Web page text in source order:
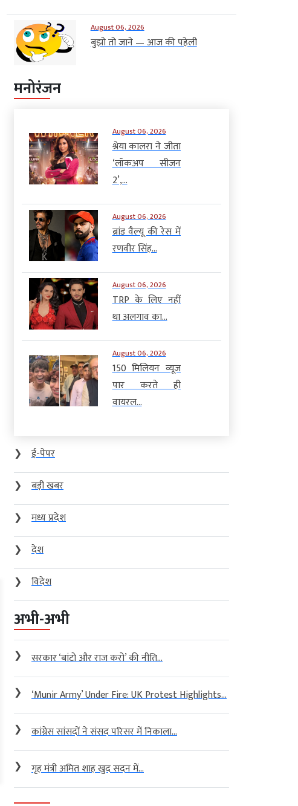
August 06, 2026
बुझो तो जाने — आज की पहेली
मनोरंजन
August 06, 2026
श्रेया कालरा ने जीता
‘लॉकअप सीजन
2’,...
August 06, 2026
ब्रांड वैल्यू की रेस में
रणवीर सिंह...
August 06, 2026
TRP के लिए नहीं
था अलगाव का...
August 06, 2026
150 मिलियन व्यूज
पार करते ही
वायरल...
❯
ई-पेपर
❯
बड़ी खबर
❯
मध्य प्रदेश
❯
देश
❯
विदेश
अभी-अभी
❯ सरकार ‘बांटो और राज करो’ की नीति...
❯ ‘Munir Army’ Under Fire: UK Protest Highlights...
❯ कांग्रेस सांसदों ने संसद परिसर में निकाला...
❯ गृह मंत्री अमित शाह खुद सदन में...